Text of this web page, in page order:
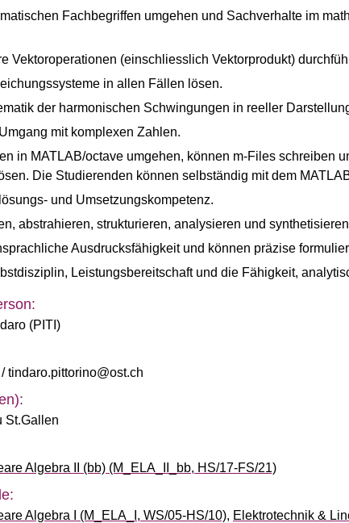
Fachbegriffen umgehen und Sachverhalte im
Vektoroperationen (einschliesslich Vektorprodukt)
in allen Fällen lösen.
der harmonischen Schwingungen in reeller
mit komplexen Zahlen.
in MATLAB/octave umgehen, können m-Files schreiben
Die Studierenden können selbständig mit dem
und Umsetzungskompetenz.
abstrahieren, strukturieren, analysieren und
Ausdrucksfähigkeit und können präzise
Leistungsbereitschaft und die Fähigkeit,
(PITI)
/ tindaro.pittorino@ost.ch
St.Gallen
Algebra II (bb) (M_ELA_II_bb, HS/17-FS/21)
Algebra I (M_ELA_I, WS/05-HS/10), Elektrotechnik &